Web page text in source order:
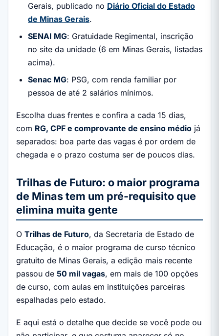
Gerais, publicado no Diário Oficial do Estado
de Minas Gerais.
SENAI MG: Gratuidade Regimental, inscrição
no site da unidade (6 em Minas Gerais, listadas
acima).
Senac MG: PSG, com renda familiar por
pessoa de até 2 salários mínimos.
Escolha duas frentes e confira a cada 15 dias,
com RG, CPF e comprovante de ensino médio já
separados: boa parte das vagas é por ordem de
chegada e o prazo costuma ser de poucos dias.
Trilhas de Futuro: o maior programa
de Minas tem um pré-requisito que
elimina muita gente
O Trilhas de Futuro, da Secretaria de Estado de
Educação, é o maior programa de curso técnico
gratuito de Minas Gerais, a edição mais recente
passou de 50 mil vagas, em mais de 100 opções
de curso, com aulas em instituições parceiras
espalhadas pelo estado.
E aqui está o detalhe que decide se você pode ou